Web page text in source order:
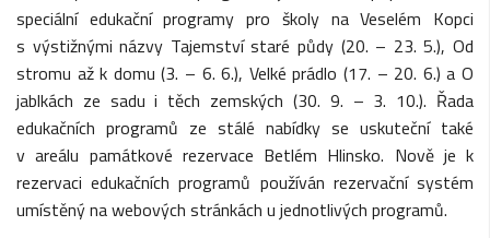
speciální edukační programy pro školy na Veselém Kopci
s výstižnými názvy Tajemství staré půdy (20. – 23. 5.), Od
stromu až k domu (3. – 6. 6.), Velké prádlo (17. – 20. 6.) a O
jablkách ze sadu i těch zemských (30. 9. – 3. 10.). Řada
edukačních programů ze stálé nabídky se uskuteční také
v areálu památkové rezervace Betlém Hlinsko. Nově je k
rezervaci edukačních programů používán rezervační systém
umístěný na webových stránkách u jednotlivých programů.